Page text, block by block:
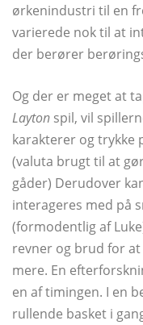
ørkenindustri til en
varierede nok til at
der berører
Og der er meget at
Layton spil, vil
karakterer og trykke
(valuta brugt til at
gåder) Derudover
interageres med på
(formodentlig af
revner og brud for
mere. En
en af ​​timingen. I en
rullende basket i